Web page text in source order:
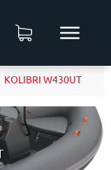
KOLIBRI W430UT